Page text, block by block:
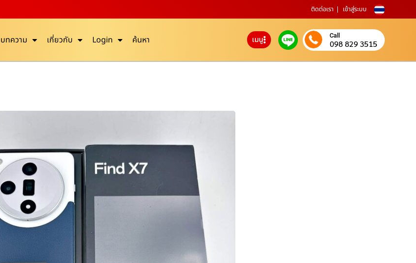
ติดต่อเรา เข้าสู่ระบบ
บทความ เกี่ยวกับ Login ค้นหา เมนู Call
098 829 3515